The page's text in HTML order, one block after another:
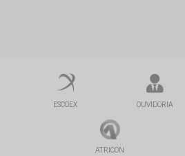
ESCOEX OUVIDORIA
ATRICON